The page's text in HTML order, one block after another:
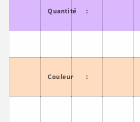
Quantité :
Couleur :